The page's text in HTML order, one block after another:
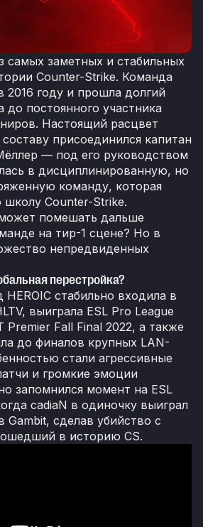
самых заметных и стабильных
Counter-Strike. Команда
2016 году и прошла долгий
до постоянного участника
Настоящий расцвет
присоединился капитан
— под его руководством
в дисциплинированную, но
команду, которая
школу Counter-Strike.
помешать дальше
на тир-1 сцене? Но в
непредвиденных
перестройка?
HEROIC стабильно входила в
выиграла ESL Pro League
Premier Fall Final 2022, а также
до финалов крупных LAN-
стали агрессивные
и громкие эмоции
запомнился момент на ESL
cadiaN в одиночку выиграл
Gambit, сделав убийство с
в историю CS.